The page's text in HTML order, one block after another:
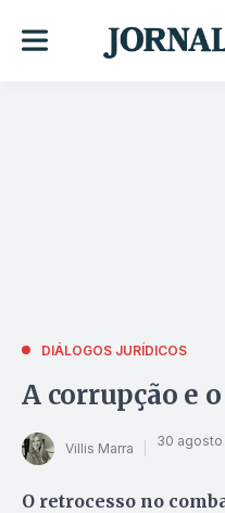
DIÁLOGOS JURÍDICOS
A corrupção e
Villis Marra 30 agosto
O retrocesso no